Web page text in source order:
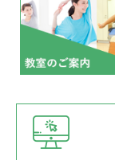
緑ケ丘体育館
2022.07.03
市内総合体育
緑ケ丘体育館
2022.06.12
県知事杯争奪バ